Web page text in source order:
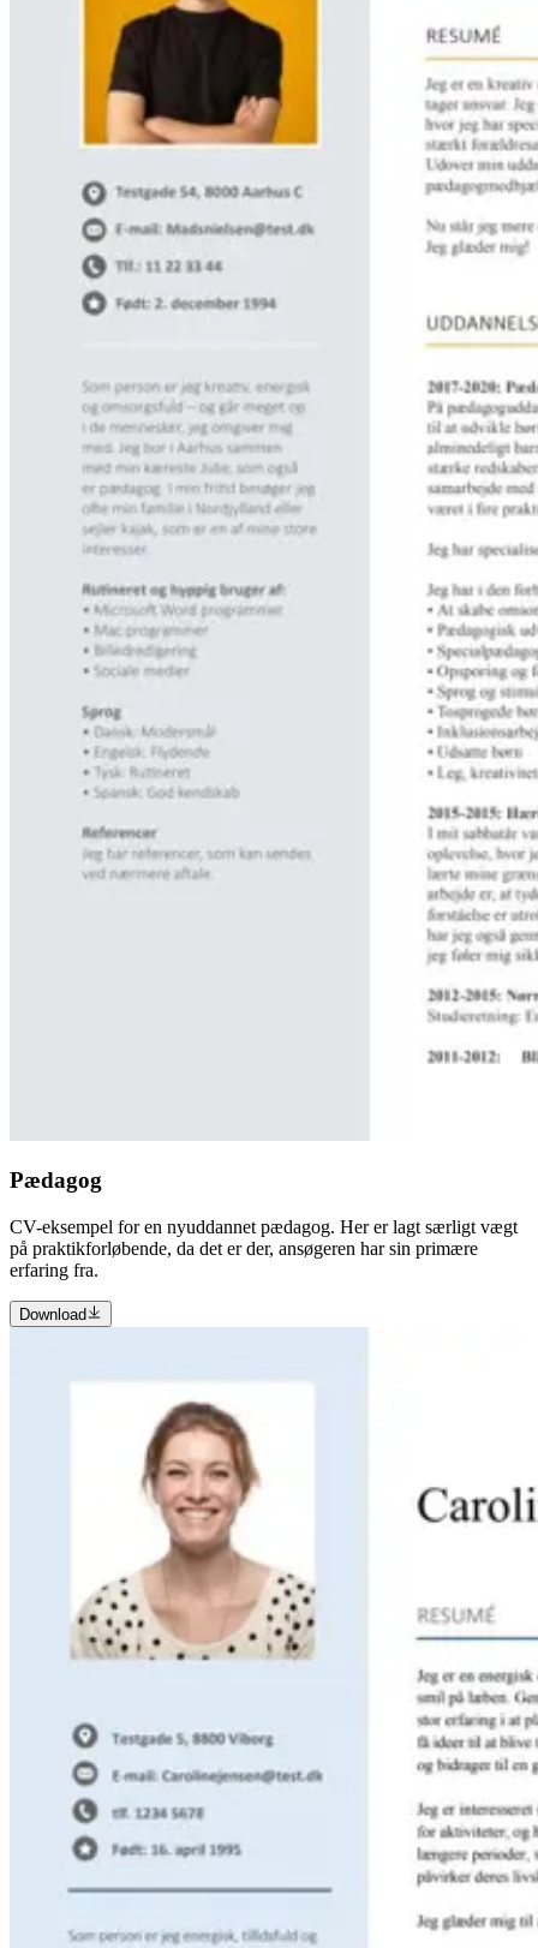
Pædagog
CV-eksempel for en nyuddannet pædagog. Her er lagt særligt vægt
på praktikforløbende, da det er der, ansøgeren har sin primære
erfaring fra.
Download